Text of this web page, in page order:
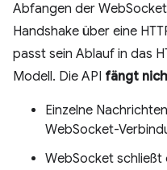
Abfangen der
Handshake über eine
passt sein Ablauf in das
Modell. Die API fängt
Einzelne
WebSocket-
WebSocket schließt